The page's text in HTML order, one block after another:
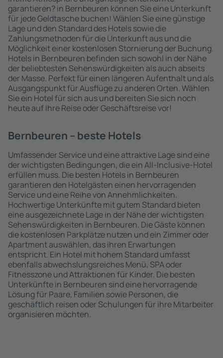
garantieren? in Bernbeuren können Sie eine Unterkunft
für jede Geldtasche buchen! Wählen Sie eine günstige
Lage und den Standard des Hotels sowie die
Zahlungsmethoden für die Unterkunft aus und die
Möglichkeit einer kostenlosen Stornierung der Buchung.
Hotels in Bernbeuren befinden sich sowohl in der Nähe
der beliebtesten Sehenswürdigkeiten als auch abseits
der Masse. Perfekt für einen längeren Aufenthalt und als
Ausgangspunkt für Ausflüge zu anderen Orten. Wählen
Sie ein Hotel für sich aus und bereiten Sie sich noch
heute auf Ihre Reise oder Geschäftsreise vor!
Bernbeuren – beste Hotels
Umfassender Service und eine attraktive Lage sind eine
der wichtigsten Bedingungen, die ein All-Inclusive-Hotel
erfüllen muss. Die besten Hotels in Bernbeuren
garantieren den Hotelgästen einen hervorragenden
Service und eine Reihe von Annehmlichkeiten.
Hochwertige Unterkünfte mit gutem Standard bieten
eine ausgezeichnete Lage in der Nähe der wichtigsten
Sehenswürdigkeiten in Bernbeuren. Die Gäste können
die kostenlosen Parkplätze nutzen und ein Zimmer oder
Apartment auswählen, das ihren Erwartungen
entspricht. Ein Hotel mit hohem Standard umfasst
ebenfalls abwechslungsreiches Menü, SPA oder
Fitnesszone und Attraktionen für Kinder. Die besten
Unterkünfte in Bernbeuren sind eine hervorragende
Lösung für Paare, Familien sowie Personen, die
geschäftlich reisen oder Schulungen für ihre Mitarbeiter
organisieren möchten.